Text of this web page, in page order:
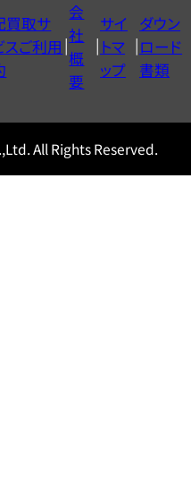
買取サ
スご利用
会
社
概
要
サイ
トマ
ップ
ダウン
ロード
書類
All Rights Reserved.